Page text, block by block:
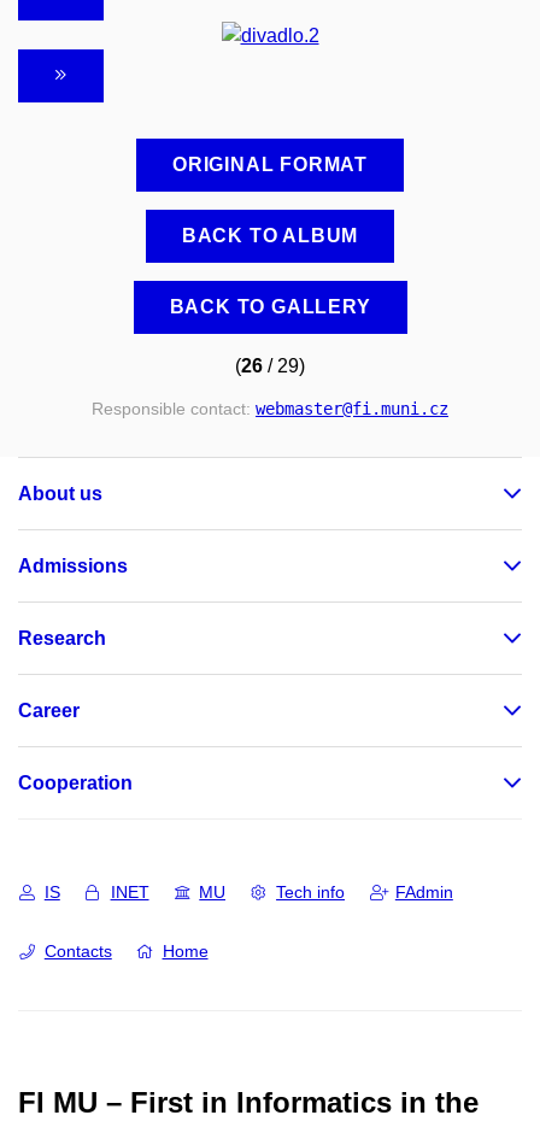
ORIGINAL FORMAT
BACK TO ALBUM
BACK TO GALLERY
(26 / 29)
Responsible contact: webmaster@fi.muni.cz
About us
Admissions
Research
Career
Cooperation
IS INET MU Tech info FAdmin
Contacts Home
FI MU – First in Informatics in the